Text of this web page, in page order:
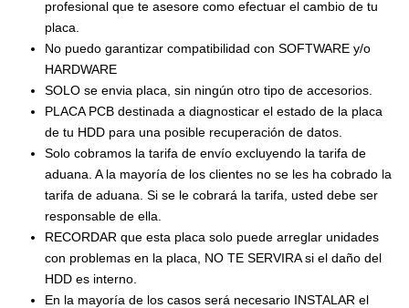
profesional que te asesore como efectuar el cambio de tu
placa.
No puedo garantizar compatibilidad con SOFTWARE y/o
HARDWARE
SOLO se envia placa, sin ningún otro tipo de accesorios.
PLACA PCB destinada a diagnosticar el estado de la placa
de tu HDD para una posible recuperación de datos.
Solo cobramos la tarifa de envío excluyendo la tarifa de
aduana. A la mayoría de los clientes no se les ha cobrado la
tarifa de aduana. Si se le cobrará la tarifa, usted debe ser
responsable de ella.
RECORDAR que esta placa solo puede arreglar unidades
con problemas en la placa, NO TE SERVIRA si el daño del
HDD es interno.
En la mayoría de los casos será necesario INSTALAR el